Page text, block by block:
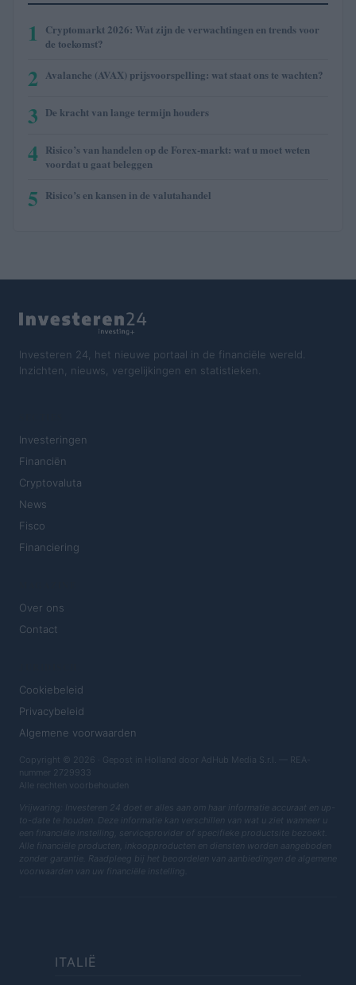
1
Cryptomarkt 2026: Wat zijn de verwachtingen en trends voor
de toekomst?
2 Avalanche (AVAX) prijsvoorspelling: wat staat ons te wachten?
3 De kracht van lange termijn houders
4 Risico’s van handelen op de Forex-markt: wat u moet weten
voordat u gaat beleggen
5 Risico’s en kansen in de valutahandel
Investeren 24, het nieuwe portaal in de financiële wereld.
Inzichten, nieuws, vergelijkingen en statistieken.
Investeringen
Financiën
Cryptovaluta
News
Fisco
Financiering
Over ons
Contact
Cookiebeleid
Privacybeleid
Algemene voorwaarden
Copyright © 2026 · Gepost in Holland door AdHub Media S.r.l. — REA-
nummer 2729933
Alle rechten voorbehouden
Vrijwaring: Investeren 24 doet er alles aan om haar informatie accuraat en up-
to-date te houden. Deze informatie kan verschillen van wat u ziet wanneer u
een financiële instelling, serviceprovider of specifieke productsite bezoekt.
Alle financiële producten, inkoopproducten en diensten worden aangeboden
zonder garantie. Raadpleeg bij het beoordelen van aanbiedingen de algemene
voorwaarden van uw financiële instelling.
ITALIË